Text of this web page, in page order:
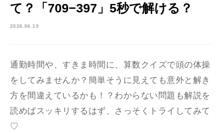
て？「709−397」5秒で解ける？
2026.06.10
通勤時間や、すきま時間に、算数クイズで頭の体操
をしてみませんか？簡単そうに見えても意外と解き
方を間違えているかも！？わからない問題も解説を
読めばスッキリするはず、さっそくトライしてみて
♡